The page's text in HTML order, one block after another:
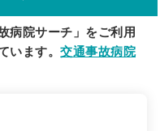
病院サーチ」をご利用
います。交通事故病院